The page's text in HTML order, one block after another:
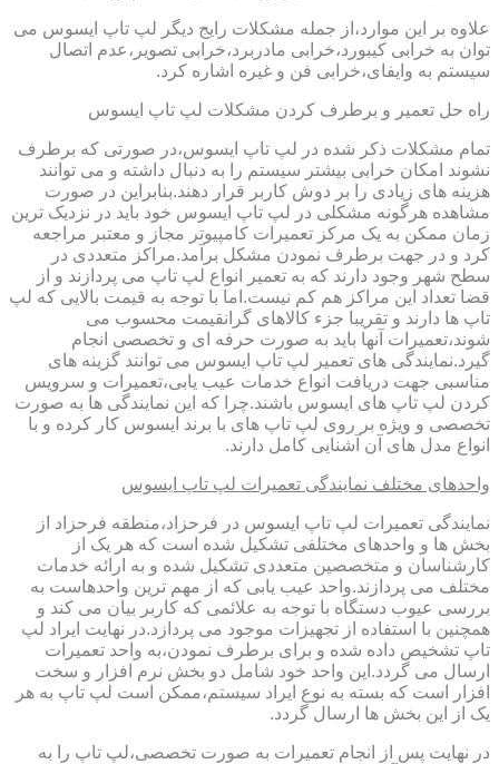
علاوه بر این موارد،از جمله مشکلات رایج دیگر لپ تاپ ایسوس می
توان به خرابی کیبورد،خرابی مادربرد،خرابی تصویر،عدم اتصال
سیستم به وایفای،خرابی فن و غیره اشاره کرد.
راه حل تعمیر و برطرف کردن مشکلات لپ تاپ ایسوس
تمام مشکلات ذکر شده در لپ تاپ ایسوس،در صورتی که برطرف
نشوند امکان خرابی بیشتر سیستم را به دنبال داشته و می توانند
هزینه های زیادی را بر دوش کاربر قرار دهند.بنابراین در صورت
مشاهده هرگونه مشکلی در لپ تاپ ایسوس خود باید در نزدیک ترین
زمان ممکن به یک مرکز تعمیرات کامپیوتر مجاز و معتبر مراجعه
کرد و در جهت برطرف نمودن مشکل برآمد.مراکز متعددی در
سطح شهر وجود دارند که به تعمیر انواع لپ تاپ می پردازند و از
قضا تعداد این مراکز هم کم نیست.اما با توجه به قیمت بالایی که لپ
تاپ ها دارند و تقریبا جزء کالاهای گرانقیمت محسوب می
شوند،تعمیرات آنها باید به صورت حرفه ای و تخصصی انجام
گیرد.نمایندگی های تعمیر لپ تاپ ایسوس می توانند گزینه های
مناسبی جهت دریافت انواع خدمات عیب یابی،تعمیرات و سرویس
کردن لپ تاپ های ایسوس باشند.چرا که این نمایندگی ها به صورت
تخصصی و ویژه بر روی لپ تاپ های با برند ایسوس کار کرده و با
انواع مدل های آن آشنایی کامل دارند.
واحدهای مختلف نمایندگی تعمیرات لپ تاپ ایسوس
نمایندگی تعمیرات لپ تاپ ایسوس در فرحزاد،منطقه فرحزاد از
بخش ها و واحدهای مختلفی تشکیل شده است که هر یک از
کارشناسان و متخصصین متعددی تشکیل شده و به ارائه خدمات
مختلف می پردازند.واحد عیب یابی که از مهم ترین واحدهاست به
بررسی عیوب دستگاه با توجه به علائمی که کاربر بیان می کند و
همچنین با استفاده از تجهیزات موجود می پردازد.در نهایت ایراد لپ
تاپ تشخیص داده شده و برای برطرف نمودن،به واحد تعمیرات
ارسال می گردد.این واحد خود شامل دو بخش نرم افزار و سخت
افزار است که بسته به نوع ایراد سیستم،ممکن است لپ تاپ به هر
یک از این بخش ها ارسال گردد.
در نهایت پس از انجام تعمیرات به صورت تخصصی،لپ تاپ را به